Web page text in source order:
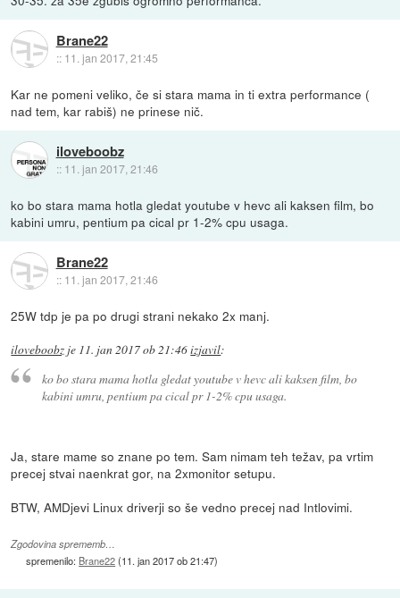
Brane22
:: 11. jan 2017, 21:45
Kar ne pomeni veliko, če si stara mama in ti extra performance (
nad tem, kar rabiš) ne prinese nič.
iloveboobz
:: 11. jan 2017, 21:46
ko bo stara mama hotla gledat youtube v hevc ali kaksen film, bo
kabini umru, pentium pa cical pr 1-2% cpu usaga.
Brane22
:: 11. jan 2017, 21:46
25W tdp je pa po drugi strani nekako 2x manj.
iloveboobz je 11. jan 2017 ob 21:46izjavil:
ko bo stara mama hotla gledat youtube v hevc ali kaksen film, bo
kabini umru, pentium pa cical pr 1-2% cpu usaga.
Ja, stare mame so znane po tem. Sam nimam teh težav, pa vrtim
precej stvai naenkrat gor, na 2xmonitor setupu.
BTW, AMDjevi Linux driverji so še vedno precej nad Intlovimi.
Zgodovina sprememb…
spremenilo: Brane22(11. jan 2017 ob 21:47)